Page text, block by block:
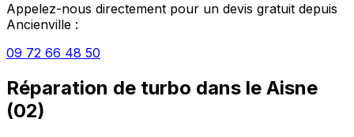
Appelez-nous directement pour un devis gratuit depuis
Ancienville :
09 72 66 48 50
Réparation de turbo dans le Aisne
(02)